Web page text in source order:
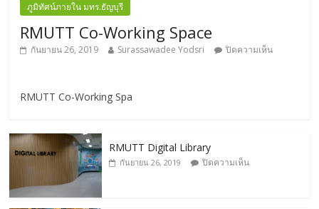
ภูมิทัศน์ภายใน มทร.ธัญบุรี
RMUTT Co-Working Space
กันยายน 26, 2019 Surassawadee Yodsri ปิดความเห็น
RMUTT Co-Working Spa
RMUTT Digital Library
กันยายน 26, 2019 ปิดความเห็น